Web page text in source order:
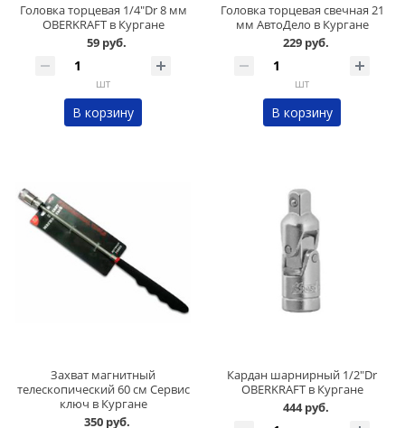
Головка торцевая 1/4"Dr 8 мм
OBERKRAFT в Кургане
59 руб.
шт
В корзину
Головка торцевая свечная 21
мм АвтоДело в Кургане
229 руб.
шт
В корзину
Захват магнитный
телескопический 60 см Сервис
ключ в Кургане
350 руб.
Кардан шарнирный 1/2"Dr
OBERKRAFT в Кургане
444 руб.